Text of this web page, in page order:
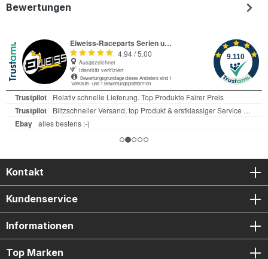
Bewertungen
Kontakt
Kundenservice
Informationen
Top Marken